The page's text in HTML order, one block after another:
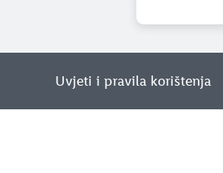
Uvjeti i pravila korištenja